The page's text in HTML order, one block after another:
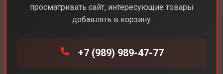
iPhone 17 Pro Max
просматривать сайт, интересующие товары
добавлять в корзину
+7 (989) 989-47-77